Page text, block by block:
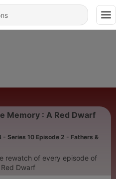
Memory : A Red Dwarf
- Series 10 Episode 2 - Fathers &
rewatch of every episode of
Dwarf